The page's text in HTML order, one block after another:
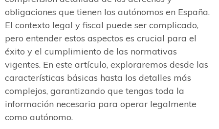
obligaciones que tienen los autónomos en España.
El contexto legal y fiscal puede ser complicado,
pero entender estos aspectos es crucial para el
éxito y el cumplimiento de las normativas
vigentes. En este artículo, exploraremos desde las
características básicas hasta los detalles más
complejos, garantizando que tengas toda la
información necesaria para operar legalmente
como autónomo.